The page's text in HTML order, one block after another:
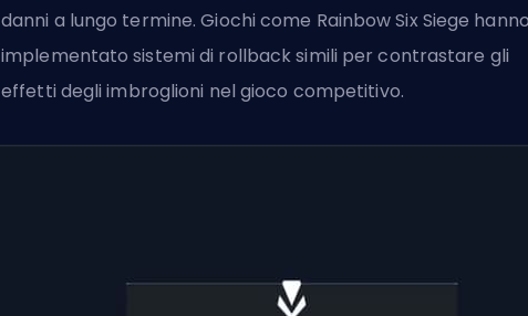
danni a lungo termine. Giochi come Rainbow Six Siege
implementato sistemi di rollback simili per contrastare gli
effetti degli imbroglioni nel gioco competitivo.